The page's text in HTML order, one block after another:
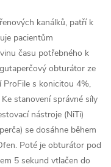
kanálků, patří k
pacientům
času potřebného k
obturátor ze
s konicitou 4%,
stanovení správné síly
nástroje (NiTi)
se dosáhne během
Poté je obturátor pod
5 sekund vtlačen do